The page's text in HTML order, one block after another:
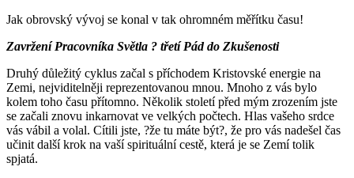
Jak obrovský vývoj se konal v tak ohromném měřítku času!
Zavržení Pracovníka Světla ? třetí Pád do Zkušenosti
Druhý důležitý cyklus začal s příchodem Kristovské energie na
Zemi, nejviditelněji reprezentovanou mnou. Mnoho z vás bylo
kolem toho času přítomno. Několik století před mým zrozením jste
se začali znovu inkarnovat ve velkých počtech. Hlas vašeho srdce
vás vábil a volal. Cítili jste, ?že tu máte být?, že pro vás nadešel čas
učinit další krok na vaší spirituální cestě, která je se Zemí tolik
spjatá.